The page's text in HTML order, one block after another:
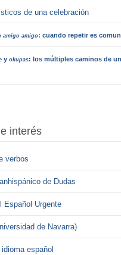
de una celebración
amigo amigo: cuando repetir es
yokupas: los múltiples caminos de
interés
verbos
de Dudas
Español Urgente
de Navarra)
español